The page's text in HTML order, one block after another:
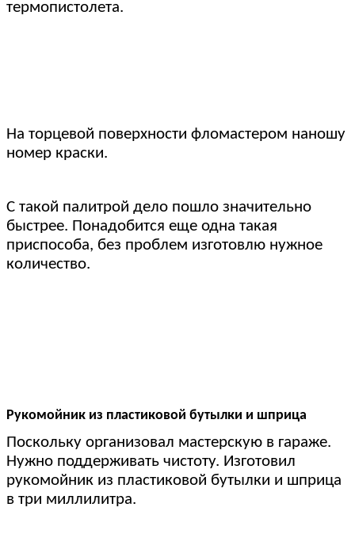
термопистолета.
На торцевой поверхности фломастером наношу
номер краски.
С такой палитрой дело пошло значительно
быстрее. Понадобится еще одна такая
приспособа, без проблем изготовлю нужное
количество.
Рукомойник из пластиковой бутылки и шприца
Поскольку организовал мастерскую в гараже.
Нужно поддерживать чистоту. Изготовил
рукомойник из пластиковой бутылки и шприца
в три миллилитра.